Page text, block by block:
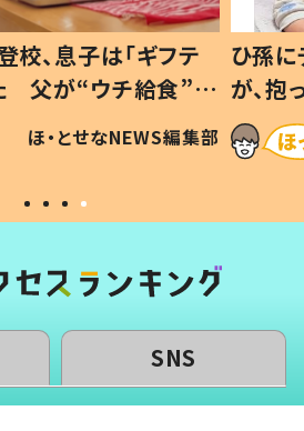
校、息子は「ギフテ
父が“ウチ給食”を
理由とは #令和の親
ほ・とせなNEWS編集部
ひ孫
が、
「涙が
い」
SNS